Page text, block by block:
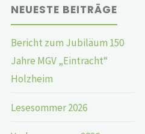
NEUESTE BEITRÄGE
Bericht zum Jubiläum 150
Jahre MGV „Eintracht“
Holzheim
Lesesommer 2026